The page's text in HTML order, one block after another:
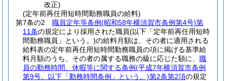
改正)
(定年前再任用短時間勤務職員の給料)
第7条の2
職員定年等条例(昭和58年横須賀市条例第4号)第
11条の規定により採用された職員(以下「定年前再任用短時
間勤務職員」という。)の給料月額は、その者に適用される
給料表の定年前再任用短時間勤務職員の項に掲げる基準給
料月額のうち、その者の属する職務の級に応じた額に、 職
員の勤務時間、休暇等に関する条例(平成7年横須賀市条例
第9号。以下「勤務時間条例」という。)第2条第2項の規定